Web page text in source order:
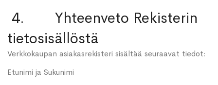
4. Yhteenveto Rekisterin
tietosisällöstä
Verkkokaupan asiakasrekisteri sisältää seuraavat tiedot:
Etunimi ja Sukunimi